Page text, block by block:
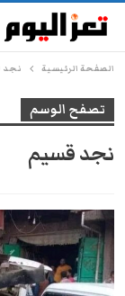
الصفحة الرئيسية نجد
تصفح الوسم
نجد قسيم